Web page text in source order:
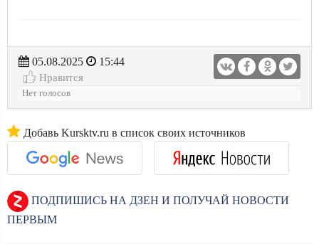
05.08.2025
15:44
Нравится
Нет голосов
Добавь Kursktv.ru в список своих источников
ПОДПИШИСЬ НА ДЗЕН И ПОЛУЧАЙ НОВОСТИ
ПЕРВЫМ